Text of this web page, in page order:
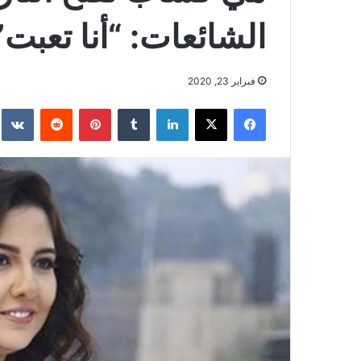
الشائعات: “أنا
فبراير 23, 2020
فيسبوك ‫X لينكدإن بينتيريست